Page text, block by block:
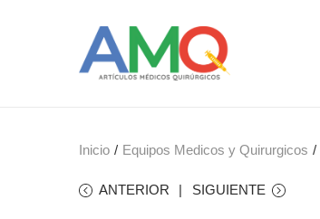
Inicio / Equipos Medicos y Quirurgicos /
ANTERIOR SIGUIENTE